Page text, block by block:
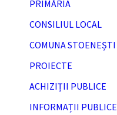
PRIMĂRIA
CONSILIUL LOCAL
COMUNA STOENEȘTI
PROIECTE
ACHIZIȚII PUBLICE
INFORMAȚII PUBLICE